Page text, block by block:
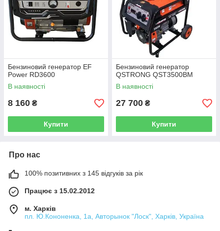
Бензиновий генератор EF
Power RD3600
В наявності
8 160 ₴
Купити
Бензиновий генератор
QSTRONG QST3500BM
В наявності
27 700 ₴
Купити
Про нас
100% позитивних з 145 відгуків за рік
Працює з 15.02.2012
м. Харків
пл. Ю.Кононенка, 1а, Авторынок "Лоск", Харків, Україна